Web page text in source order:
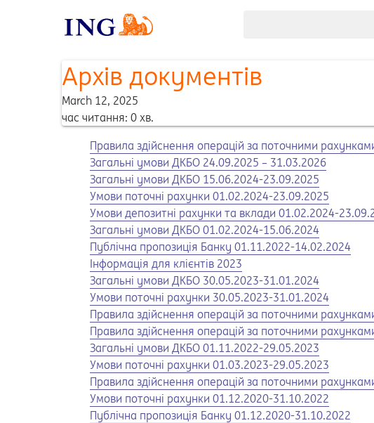
Архів документів
March 12, 2025
час читання: 0 хв.
Opens in a new tab
Правила здійснення операцій за поточними
Opens in a new tab
Загальні умови ДКБО 24.09.2025 – 31.03.2026
Opens in a new tab
Загальні умови ДКБО 15.06.2024-23.09.2025
Opens in a new tab
Умови поточні рахунки 01.02.2024-23.09.2025
Opens in a new tab
Умови депозитні рахунки та вклади 01.02.2024-
Opens in a new tab
Загальні умови ДКБО 01.02.2024-15.06.2024
Opens in a new tab
Публічна пропозиція Банку 01.11.2022-14.02.2024
Opens in a new tab
Інформація для клієнтів 2023
Opens in a new tab
Загальні умови ДКБО 30.05.2023-31.01.2024
Opens in a new tab
Умови поточні рахунки 30.05.2023-31.01.2024
Opens in a new tab
Правила здійснення операцій за поточними
Opens in a new tab
Правила здійснення операцій за поточними
Opens in a new tab
Загальні умови ДКБО 01.11.2022-29.05.2023
Opens in a new tab
Умови поточні рахунки 01.03.2023-29.05.2023
Opens in a new tab
Правила здійснення операцій за поточними
Opens in a new tab
Умови поточні рахунки 01.12.2020-31.10.2022
Opens in a new tab
Публічна пропозиція Банку 01.12.2020-31.10.2022